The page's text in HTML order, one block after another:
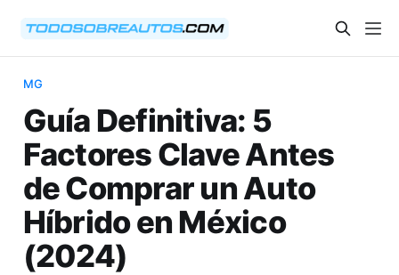
MG
Guía Definitiva: 5
Factores Clave Antes
de Comprar un Auto
Híbrido en México
(2024)